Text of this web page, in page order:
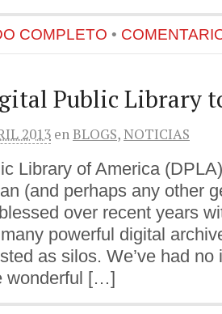
COMPLETO •
Public Library
2013 enBLOGS,NOTICIAS
Library of America
(and perhaps any other
over recent years
powerful digital
as silos. We’ve had no
wonderful […]